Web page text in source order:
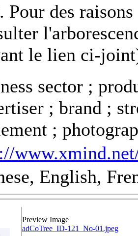
Pour des
le lien ci-
sector ;
; brand ;
;
English,
Preview Image
adCoTree_ID-121_No-01.jpeg